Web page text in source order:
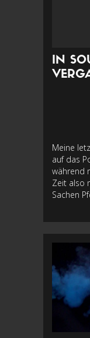
IN
Meine
auf das
während
Zeit also
Sachen